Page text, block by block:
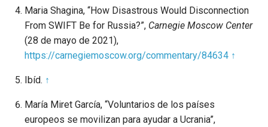
Maria Shagina, “How Disastrous Would Disconnection
From SWIFT Be for Russia?”, Carnegie Moscow Center
(28 de mayo de 2021),
https://carnegiemoscow.org/commentary/84634 ↑
Ibíd. ↑
María Miret García, “Voluntarios de los países
europeos se movilizan para ayudar a Ucrania”,